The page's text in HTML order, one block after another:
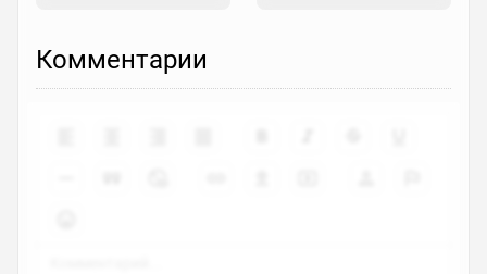
Комментарии